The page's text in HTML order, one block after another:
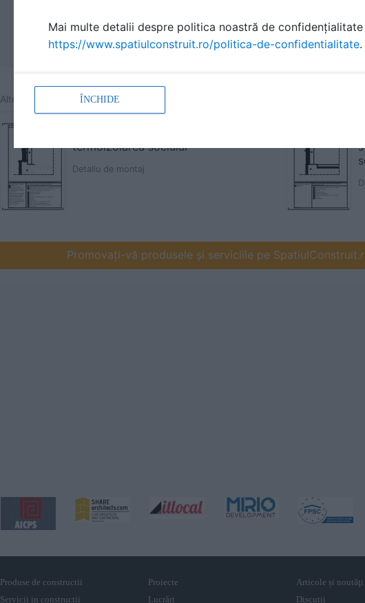
Alte detalii cad de la gamă
termoizolarea soclului
Detaliu de montaj
Promovați-vă produsele și serviciile pe
Produse de constructii
Servicii in constructii
Proiecte
Lucrări
Articole și noutăţi
Discuții
Mai multe detalii despre politica noastră de
https://www.spatiulconstruit.ro/politica-de-confidentialitate.
ÎNCHIDE